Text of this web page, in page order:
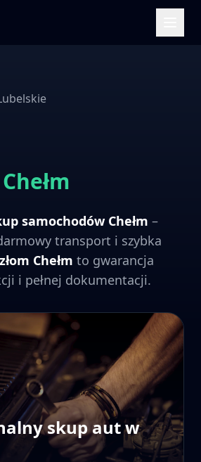
Chełm
samochodów Chełm –
transport i szybka
Chełm to gwarancja
i pełnej dokumentacji.
skup aut w